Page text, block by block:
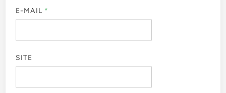
E-MAIL *
SITE